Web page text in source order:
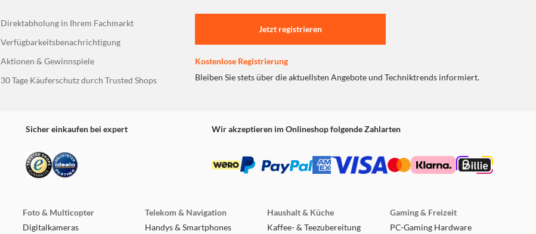
Direktabholung in Ihrem Fachmarkt
Verfügbarkeitsbenachrichtigung
Aktionen & Gewinnspiele
30 Tage Käuferschutz durch Trusted Shops
Jetzt registrieren
Kostenlose Registrierung
Bleiben Sie stets über die aktuellsten Angebote und Techniktrends informiert.
Sicher einkaufen bei expert Wir akzeptieren im Onlineshop folgende Zahlarten
Foto & Multicopter
Digitalkameras
Telekom & Navigation
Handys & Smartphones
Haushalt & Küche
Kaffee- & Teezubereitung
Gaming & Freizeit
PC-Gaming Hardware